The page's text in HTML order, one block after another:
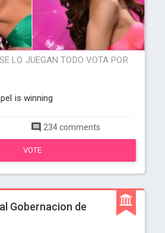
LO JUEGAN TODO VOTA POR
is winning
234 comments
VOTE
Gobernacion de